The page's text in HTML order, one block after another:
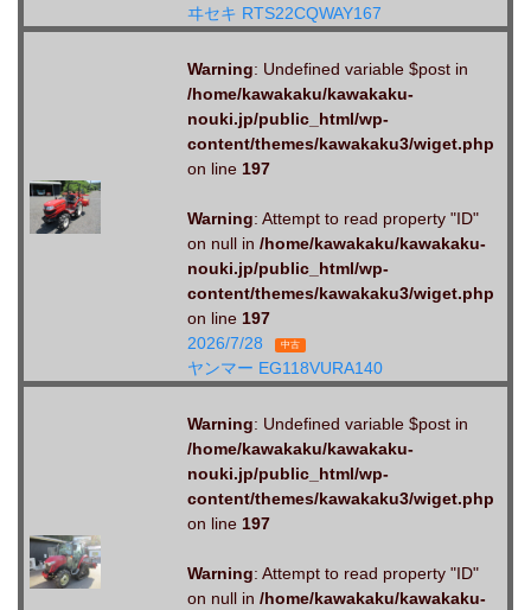
ヰセキ RTS22CQWAY167
Warning: Undefined variable $post in
/home/kawakaku/kawakaku-
nouki.jp/public_html/wp-
content/themes/kawakaku3/wiget.php
on line 197
Warning: Attempt to read property "ID"
on null in /home/kawakaku/kawakaku-
nouki.jp/public_html/wp-
content/themes/kawakaku3/wiget.php
on line 197
2026/7/28
中古
ヤンマー EG118VURA140
Warning: Undefined variable $post in
/home/kawakaku/kawakaku-
nouki.jp/public_html/wp-
content/themes/kawakaku3/wiget.php
on line 197
Warning: Attempt to read property "ID"
on null in /home/kawakaku/kawakaku-